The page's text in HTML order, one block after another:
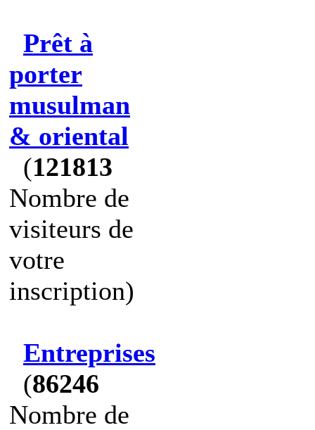
Prêt à
porter
musulman
& oriental
(121813
Nombre de
visiteurs de
votre
inscription)
Entreprises
(86246
Nombre de